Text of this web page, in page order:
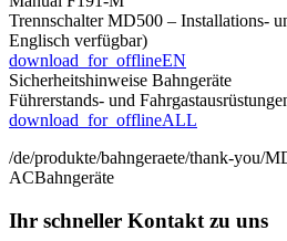
Trennschalter MD500 – Installations-
Englisch verfügbar)
download_for_offlineEN
Sicherheitshinweise Bahngeräte
Führerstands- und
download_for_offlineALL
/de/produkte/bahngeraete/thank-you/
ACBahngeräte
Ihr schneller Kontakt zu uns